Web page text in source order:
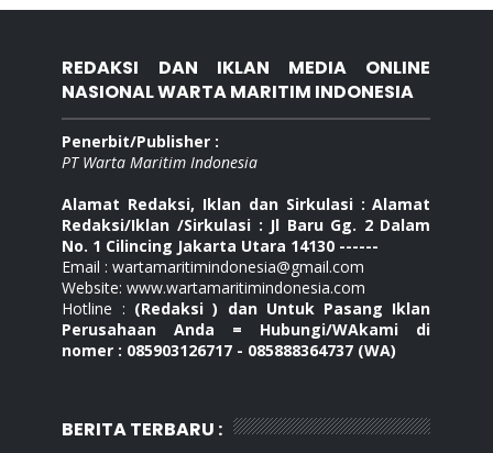
REDAKSI DAN IKLAN MEDIA ONLINE
NASIONAL WARTA MARITIM INDONESIA
Penerbit/Publisher :
PT Warta Maritim Indonesia
Alamat Redaksi, Iklan dan Sirkulasi : Alamat
Redaksi/Iklan /Sirkulasi : Jl Baru Gg. 2 Dalam
No. 1 Cilincing Jakarta Utara 14130 ------
Email : wartamaritimindonesia@gmail.com
Website: www.wartamaritimindonesia.com
Hotline : (Redaksi ) dan Untuk Pasang Iklan
Perusahaan Anda = Hubungi/WAkami di
nomer : 085903126717 - 085888364737 (WA)
BERITA TERBARU :